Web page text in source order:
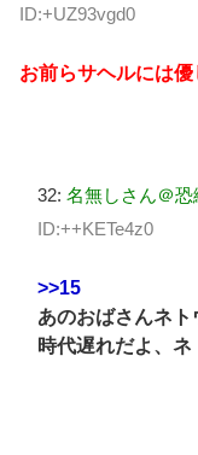
ID:+UZ93vgd0
お前らサヘルには
32: 名無しさん＠恐
ID:++KETe4z0
>>15
あのおばさんネ
時代遅れだよ、